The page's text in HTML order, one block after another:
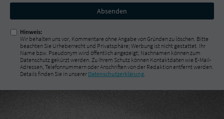
Nicht
ausfüllen!
Hinweis:
Wir behalten uns vor, Kommentare ohne Angabe von Gründen zu löschen. Bitte
beachten Sie Urheberrecht und Privatsphäre; Werbung ist nicht gestattet. Ihr
Name bzw. Pseudonym wird öffentlich angezeigt; Nachnamen können zum
Datenschutz gekürzt werden. Zu Ihrem Schutz können Kontaktdaten wie E-Mail-
Adressen, Telefonnummern oder Anschriften von der Redaktion entfernt werden.
Details finden Sie in unserer Datenschutzerklärung.